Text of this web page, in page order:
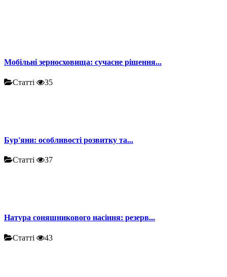
Мобільні зерносховища: сучасне рішення...
Статті 35
Бур'яни: особливості розвитку та...
Статті 37
Натура соняшникового насіння: резерв...
Статті 43